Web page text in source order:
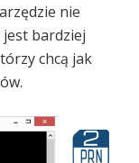
nie
bardziej
chcą jak